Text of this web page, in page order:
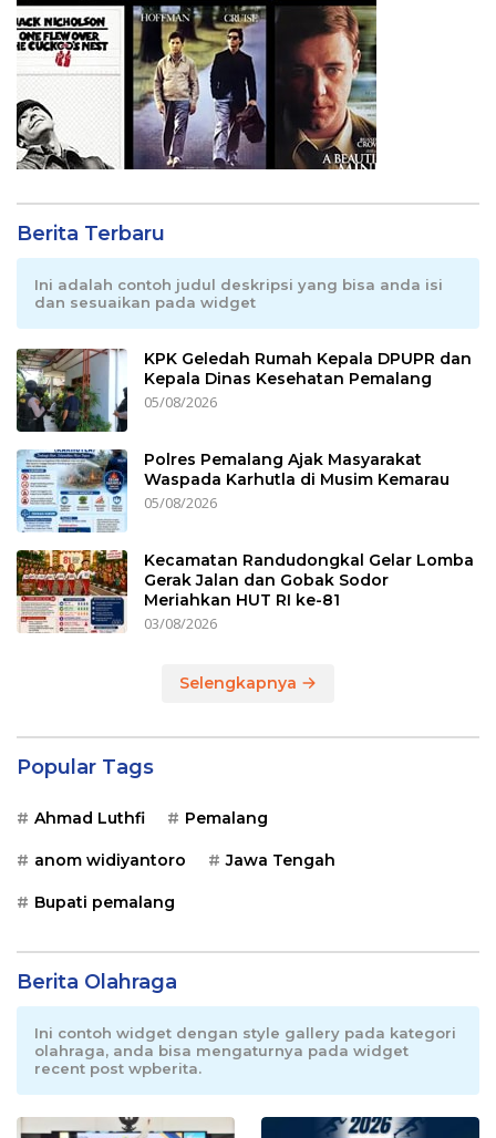
Berita Terbaru
Ini adalah contoh judul deskripsi yang bisa anda isi
dan sesuaikan pada widget
KPK Geledah Rumah Kepala DPUPR dan
Kepala Dinas Kesehatan Pemalang
05/08/2026
Polres Pemalang Ajak Masyarakat
Waspada Karhutla di Musim Kemarau
05/08/2026
Kecamatan Randudongkal Gelar Lomba
Gerak Jalan dan Gobak Sodor
Meriahkan HUT RI ke-81
03/08/2026
Selengkapnya
Popular Tags
Ahmad Luthfi Pemalang
anom widiyantoro Jawa Tengah
Bupati pemalang
Berita Olahraga
Ini contoh widget dengan style gallery pada kategori
olahraga, anda bisa mengaturnya pada widget
recent post wpberita.